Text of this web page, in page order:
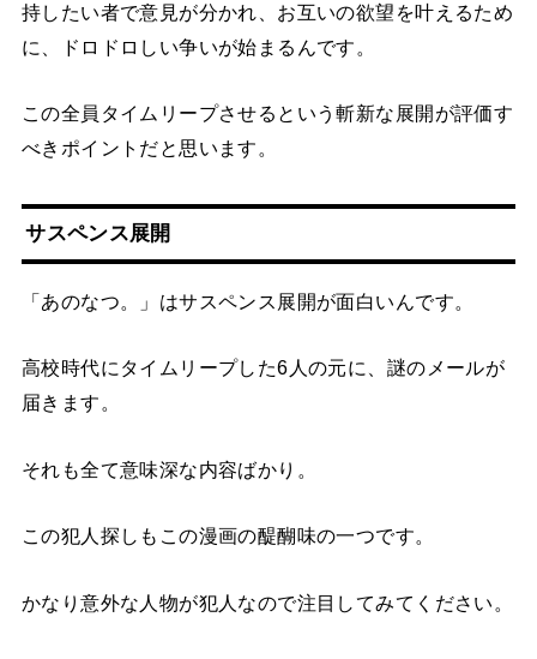
持したい者で意見が分かれ、お互いの欲望を叶えるため
に、ドロドロしい争いが始まるんです。
この全員タイムリープさせるという斬新な展開が評価す
べきポイントだと思います。
サスペンス展開
「あのなつ。」はサスペンス展開が面白いんです。
高校時代にタイムリープした6人の元に、謎のメールが
届きます。
それも全て意味深な内容ばかり。
この犯人探しもこの漫画の醍醐味の一つです。
かなり意外な人物が犯人なので注目してみてください。